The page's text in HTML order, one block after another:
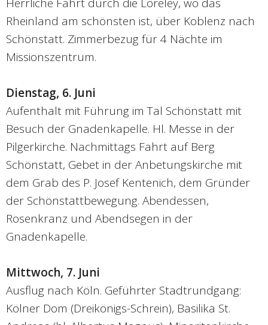
Rheinland am schönsten ist, über Koblenz nach
Schönstatt. Zimmerbezug für 4 Nächte im
Missionszentrum.
Dienstag, 6. Juni
Aufenthalt mit Führung im Tal Schönstatt mit
Besuch der Gnadenkapelle. Hl. Messe in der
Pilgerkirche. Nachmittags Fahrt auf Berg
Schönstatt, Gebet in der Anbetungskirche mit
dem Grab des P. Josef Kentenich, dem Gründer
der Schönstattbewegung. Abendessen,
Rosenkranz und Abendsegen in der
Gnadenkapelle.
Mittwoch, 7. Juni
Ausflug nach Köln. Geführter Stadtrundgang:
Kölner Dom (Dreikönigs-Schrein), Basilika St.